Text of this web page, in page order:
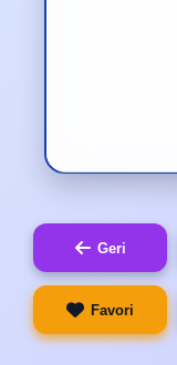
Geri
Favori